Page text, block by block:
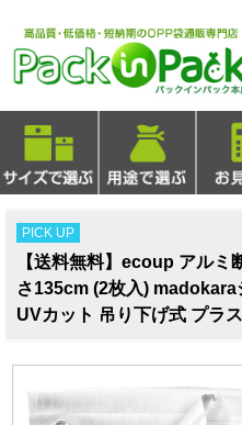
PICK UP
【送料無料】ecoup アルミ
さ135cm (2枚入) madokara
UVカット 吊り下げ式 プラ